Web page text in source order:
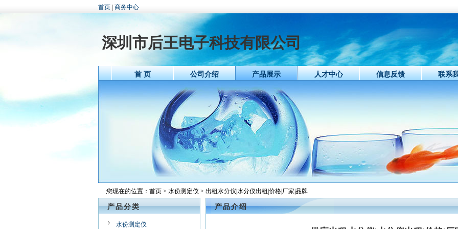
首页 商务中心
深圳市后王电子科技有限公司
首 页 公司介绍 产品展示 人才中心 信息反馈 联系
您现在的位置： 首页 > 水份测定仪 > 出租水分仪|水分仪出租|价格|厂家|品牌
产品分类
水份测定仪
产品介绍